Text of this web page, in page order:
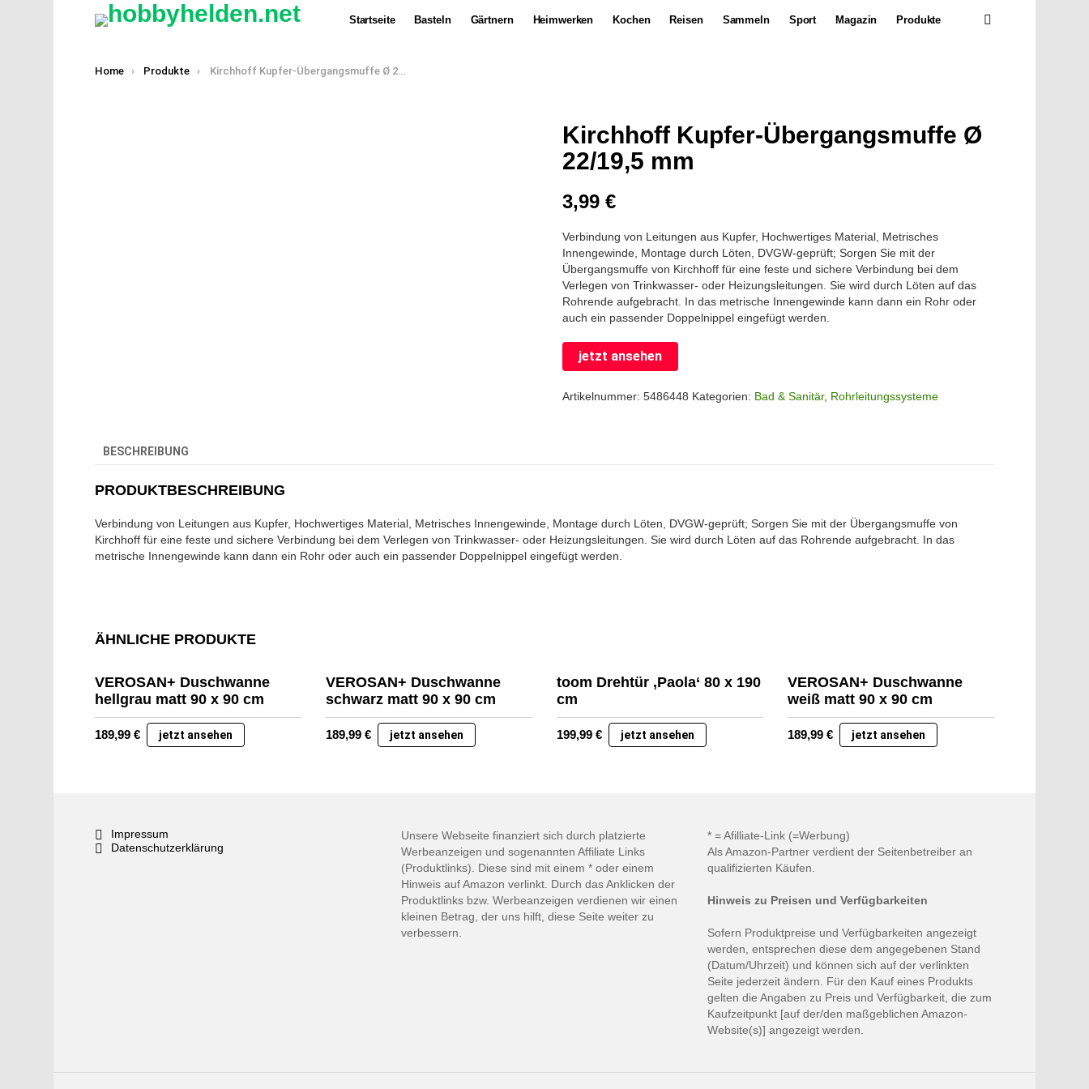
Startseite Basteln Gärtnern Heimwerken Kochen Reisen Sammeln Sport Magazin Produkte
You are here:
Home Produkte Kirchhoff Kupfer-Übergangsmuffe Ø 22/19,5 mm
Kirchhoff Kupfer-Übergangsmuffe Ø
22/19,5 mm
3,99€
Verbindung von Leitungen aus Kupfer, Hochwertiges Material, Metrisches
Innengewinde, Montage durch Löten, DVGW-geprüft; Sorgen Sie mit der
Übergangsmuffe von Kirchhoff für eine feste und sichere Verbindung bei dem
Verlegen von Trinkwasser- oder Heizungsleitungen. Sie wird durch Löten auf das
Rohrende aufgebracht. In das metrische Innengewinde kann dann ein Rohr oder
auch ein passender Doppelnippel eingefügt werden.
jetzt ansehen
Artikelnummer:5486448 Kategorien: Bad & Sanitär, Rohrleitungssysteme
BESCHREIBUNG
PRODUKTBESCHREIBUNG
Verbindung von Leitungen aus Kupfer, Hochwertiges Material, Metrisches Innengewinde, Montage durch Löten, DVGW-geprüft; Sorgen Sie mit der Übergangsmuffe von
Kirchhoff für eine feste und sichere Verbindung bei dem Verlegen von Trinkwasser- oder Heizungsleitungen. Sie wird durch Löten auf das Rohrende aufgebracht. In das
metrische Innengewinde kann dann ein Rohr oder auch ein passender Doppelnippel eingefügt werden.
ÄHNLICHE PRODUKTE
VEROSAN+ Duschwanne
hellgrau matt 90 x 90 cm
189,99 € jetzt ansehen
VEROSAN+ Duschwanne
schwarz matt 90 x 90 cm
189,99 € jetzt ansehen
toom Drehtür ‚Paola‘ 80 x 190
cm
199,99 € jetzt ansehen
VEROSAN+ Duschwanne
weiß matt 90 x 90 cm
189,99 € jetzt ansehen
Impressum
Datenschutzerklärung
Unsere Webseite finanziert sich durch platzierte
Werbeanzeigen und sogenannten Affiliate Links
(Produktlinks). Diese sind mit einem * oder einem
Hinweis auf Amazon verlinkt. Durch das Anklicken der
Produktlinks bzw. Werbeanzeigen verdienen wir einen
kleinen Betrag, der uns hilft, diese Seite weiter zu
verbessern.
* = Afilliate-Link (=Werbung)
Als Amazon-Partner verdient der Seitenbetreiber an
qualifizierten Käufen.
Hinweis zu Preisen und Verfügbarkeiten
Sofern Produktpreise und Verfügbarkeiten angezeigt
werden, entsprechen diese dem angegebenen Stand
(Datum/Uhrzeit) und können sich auf der verlinkten
Seite jederzeit ändern. Für den Kauf eines Produkts
gelten die Angaben zu Preis und Verfügbarkeit, die zum
Kaufzeitpunkt [auf der/den maßgeblichen Amazon-
Website(s)] angezeigt werden.